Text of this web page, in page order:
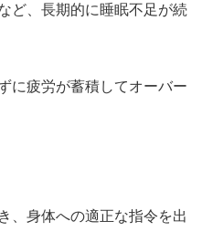
ど、長期的に睡眠不足が続
に疲労が蓄積してオーバー
、身体への適正な指令を出